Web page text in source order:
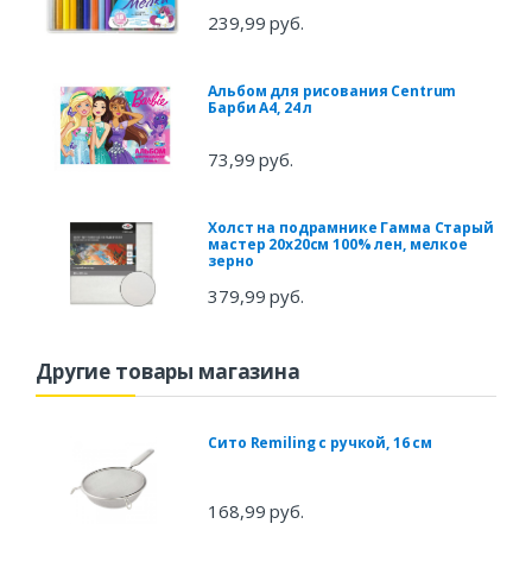
239,99 руб.
Альбом для рисования Centrum
Барби А4, 24 л
73,99 руб.
Холст на подрамнике Гамма Старый
мастер 20x20см 100% лен, мелкое
зерно
379,99 руб.
Другие товары магазина
Сито Remiling с ручкой, 16 см
168,99 руб.